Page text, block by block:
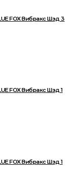
FOX Вибракс Шэд 3
FOX Вибракс Шэд 1
FOX Вибракс Шэд 1